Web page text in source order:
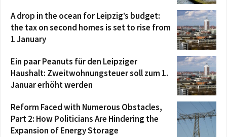
A drop in the ocean for Leipzig’s budget:
the tax on second homes is set to rise from
1 January
Ein paar Peanuts für den Leipziger
Haushalt: Zweitwohnungsteuer soll zum 1.
Januar erhöht werden
Reform Faced with Numerous Obstacles,
Part 2: How Politicians Are Hindering the
Expansion of Energy Storage